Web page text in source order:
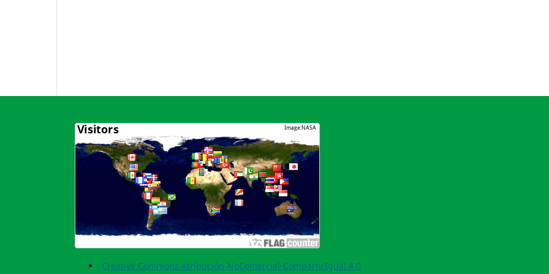
Creative Commons Atribución-NoComercial-CompartirIgual 4.0